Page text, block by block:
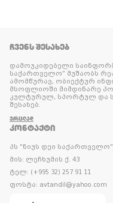
ᲩᲕᲔᲜᲡ ᲨᲔᲡᲐᲮᲔᲑ
დამოუკიდებელი
საქართველო” მუშაობს
ამომწურავ, ობიექტურ
მსოფლიოში მიმდინარე
კულტურულ, სპორტულ და
შესახებ.
ᲕᲠᲪᲚᲐᲓ
ᲙᲝᲜᲢᲐᲥᲢᲘ
პს "ნიუს დეი საქართველო"
მის: ლეჩხუმის ქ. 43
ტელ: (+995 32) 257 91 11
ფოსტა: avtandil@yahoo.com